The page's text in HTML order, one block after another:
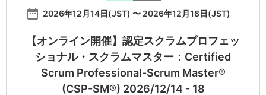
date_range 2026年12月14日(JST) 〜 2026年12月18日(JST)
【オンライン開催】認定スクラムプロフェッ
ショナル・スクラムマスター：Certified
Scrum Professional-Scrum Master®
(CSP-SM®) 2026/12/14 - 18